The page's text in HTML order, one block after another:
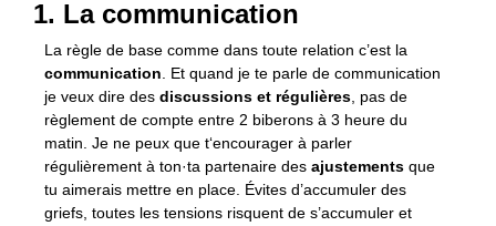
1. La communication
La règle de base comme dans toute relation c’est la
communication. Et quand je te parle de communication
je veux dire des discussions et régulières, pas de
règlement de compte entre 2 biberons à 3 heure du
matin. Je ne peux que t‘encourager à parler
régulièrement à ton·ta partenaire des ajustements que
tu aimerais mettre en place. Évites d’accumuler des
griefs, toutes les tensions risquent de s’accumuler et